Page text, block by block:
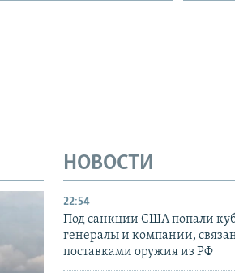
НОВОСТИ
22:54
Под санкции США попали
генералы и компании,
поставками оружия из РФ